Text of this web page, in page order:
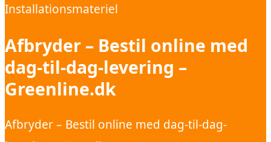
Installationsmateriel
Afbryder – Bestil online med
dag-til-dag-levering –
Greenline.dk
Afbryder – Bestil online med dag-til-dag-